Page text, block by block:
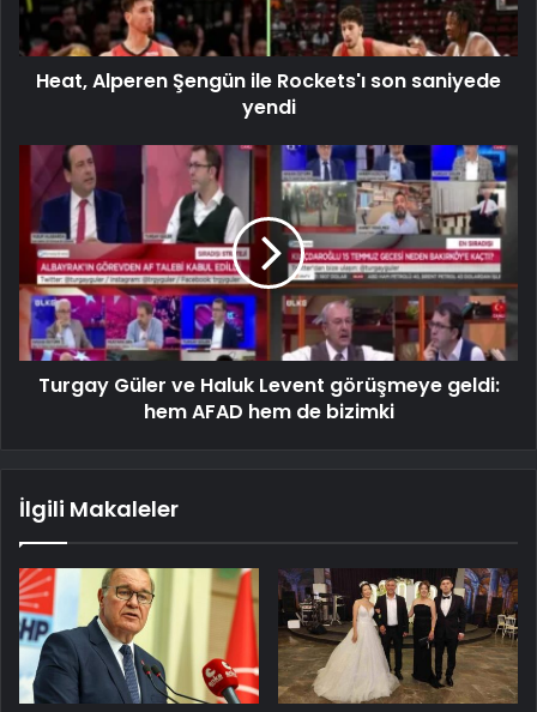
Heat, Alperen Şengün ile Rockets'ı son saniyede
yendi
Turgay Güler ve Haluk Levent görüşmeye geldi:
hem AFAD hem de bizimki
İlgili Makaleler